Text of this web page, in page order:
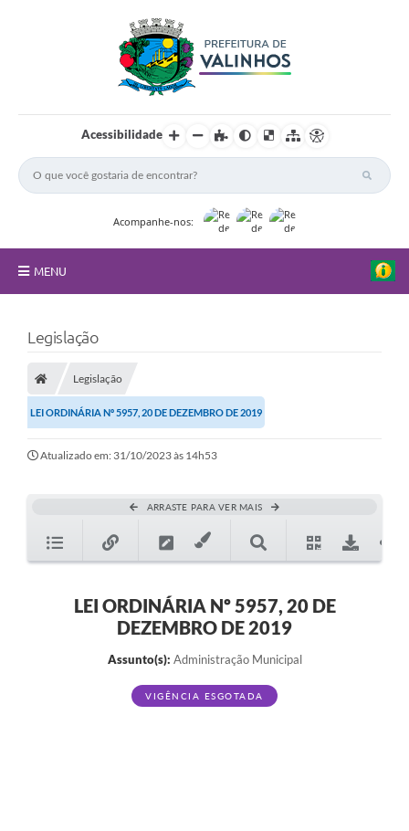
Acessibilidade
Acompanhe-nos:
MENU
Principal
Nossa Cidade
Secretarias
Atos Oficiais
Programa Famílias Fortes
Contratação de estagiário - estudante de Direito -
Vagas de emprego no PAT Valinhos
Legislação
Legislação
LEI ORDINÁRIA Nº 5957, 20 DE DEZEMBRO DE 2019
Atualizado em: 31/10/2023 às 14h53
ARRASTE PARA VER MAIS
LEI ORDINÁRIA Nº 5957, 20 DE
DEZEMBRO DE 2019
Assunto(s): Administração Municipal
VIGÊNCIA ESGOTADA